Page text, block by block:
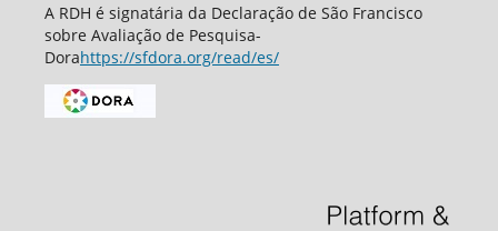
A RDH é signatária da Declaração de São Francisco
sobre Avaliação de Pesquisa-
Dorahttps://sfdora.org/read/es/